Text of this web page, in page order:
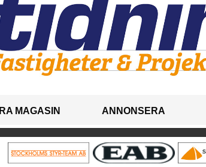
MAGASIN ANNONSERA